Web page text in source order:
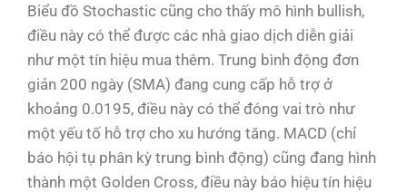
Biểu đồ Stochastic cũng cho thấy mô hình bullish,
điều này có thể được các nhà giao dịch diễn giải
như một tín hiệu mua thêm. Trung bình động đơn
giản 200 ngày (SMA) đang cung cấp hỗ trợ ở
khoảng 0.0195, điều này có thể đóng vai trò như
một yếu tố hỗ trợ cho xu hướng tăng. MACD (chỉ
báo hội tụ phân kỳ trung bình động) cũng đang hình
thành một Golden Cross, điều này báo hiệu tín hiệu